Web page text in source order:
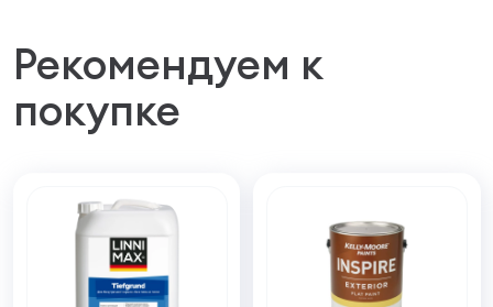
Рекомендуем к
покупке